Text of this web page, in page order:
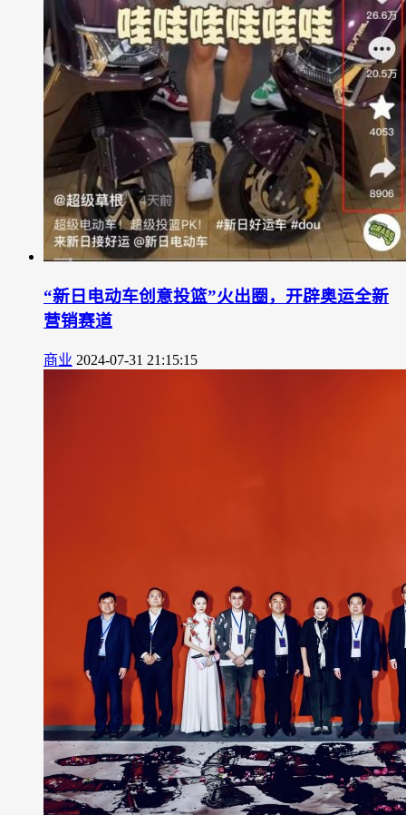
“新日电动车创意投篮”火出圈，开辟奥运全新
营销赛道
商业 2024-07-31 21:15:15